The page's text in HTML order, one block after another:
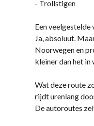
- Trollstigen
Een
Ja, absoluut.
Noorwegen en
kleiner dan het
Wat deze route
rijdt urenlang
De autoroutes